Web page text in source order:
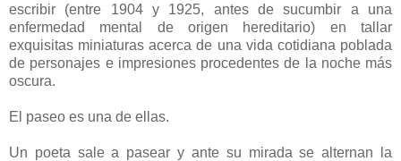
escribir (entre 1904 y 1925, antes de sucumbir a una
enfermedad mental de origen hereditario) en tallar
exquisitas miniaturas acerca de una vida cotidiana poblada
de personajes e impresiones procedentes de la noche más
oscura.
El paseo es una de ellas.
Un poeta sale a pasear y ante su mirada se alternan la